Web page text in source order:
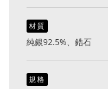
材質
純銀92.5%、鋯石
規格